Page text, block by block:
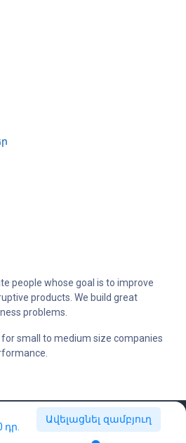
դր.
Ավելացնել զամբյուղ
people whose goal is to improve
products. We build great
problems.
small to medium size companies
© Compstore LLC